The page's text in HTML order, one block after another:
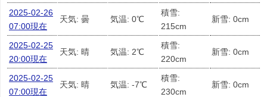
2025-02-26
07:00現在
天気: 曇 気温: 0℃
積雪:
215cm
新雪: 0cm
2025-02-25
20:00現在
天気: 晴 気温: 2℃
積雪:
220cm
新雪: 0cm
2025-02-25
07:00現在
天気: 晴 気温: -7℃
積雪:
230cm
新雪: 0cm